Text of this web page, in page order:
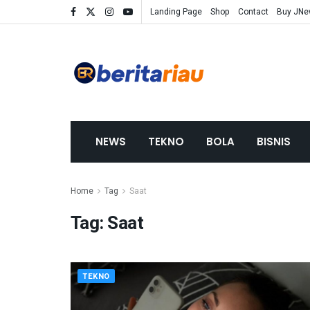
Landing Page Shop Contact Buy
NEWS TEKNO BOLA BISNIS
Home Tag Saat
Tag:Saat
TEKNO